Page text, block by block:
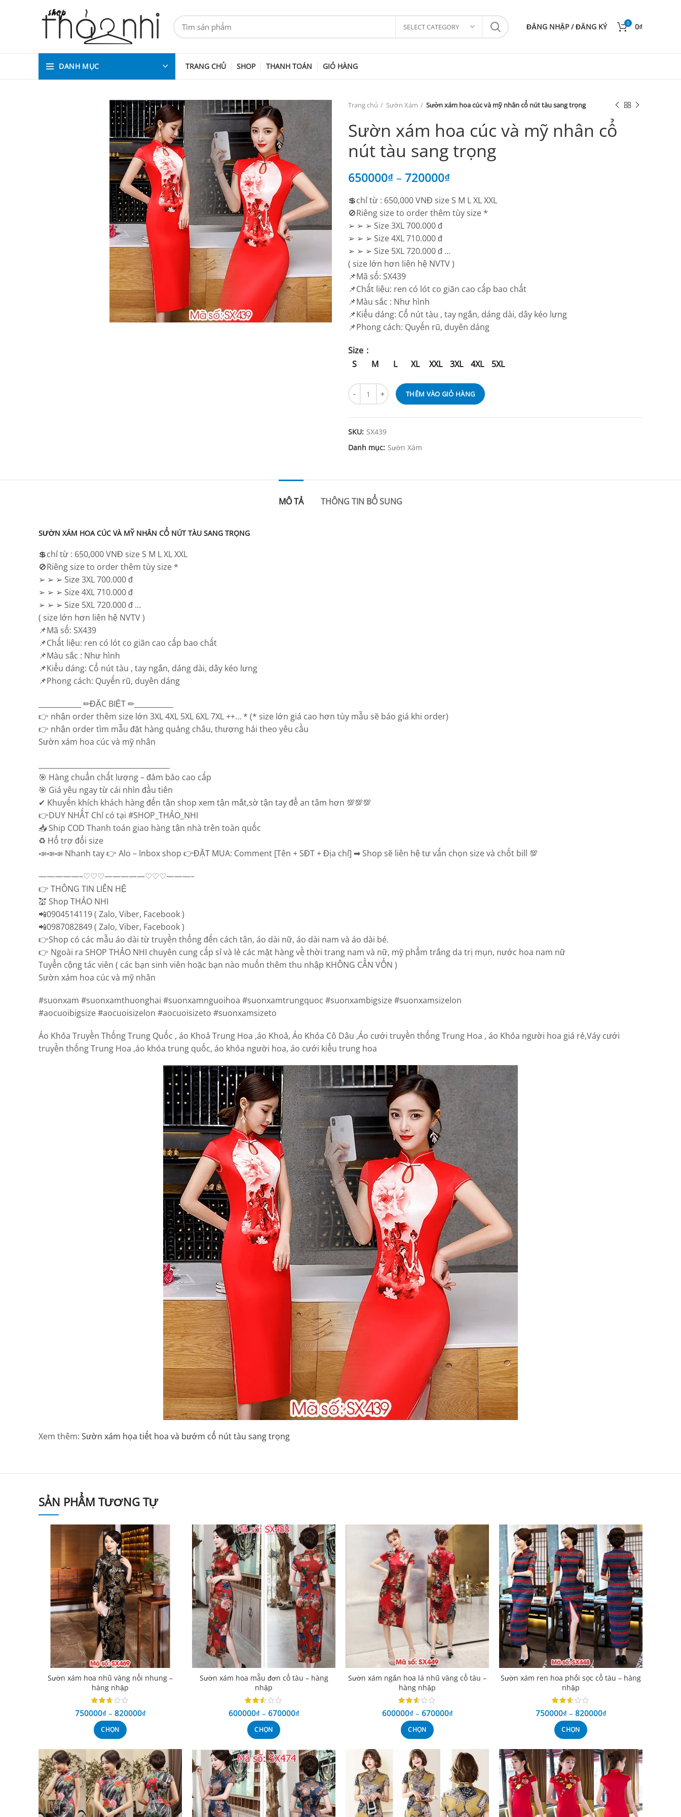
SELECT CATEGORY ĐĂNG NHẬP / ĐĂNG KÝ 0 0₫
DANH MỤC TRANG CHỦ SHOP THANH TOÁN GIỎ HÀNG
Trang chủ Sườn Xám Sườn xám hoa cúc và mỹ nhân cổ nút tàu sang trọng
Sườn xám hoa cúc và mỹ nhân cổ
nút tàu sang trọng
650000₫ – 720000₫
💲chỉ từ : 650,000 VNĐ size S M L XL XXL
🚫Riêng size to order thêm tùy size *
➢ ➢ ➢ Size 3XL 700.000 đ
➢ ➢ ➢ Size 4XL 710.000 đ
➢ ➢ ➢ Size 5XL 720.000 đ …
( size lớn hơn liên hệ NVTV )
📌Mã số: SX439
📌Chất liệu: ren có lót co giãn cao cấp bao chất
📌Màu sắc : Như hình
📌Kiểu dáng: Cổ nút tàu , tay ngắn, dáng dài, dây kéo lưng
📌Phong cách: Quyến rũ, duyên dáng
Size
S
M L XL XXL 3XL 4XL 5XL
THÊM VÀO GIỎ HÀNG
SKU: SX439
Danh mục: Sườn Xám
MÔ TẢ THÔNG TIN BỔ SUNG
SƯỜN XÁM HOA CÚC VÀ MỸ NHÂN CỔ NÚT TÀU SANG TRỌNG
💲chỉ từ : 650,000 VNĐ size S M L XL XXL
🚫Riêng size to order thêm tùy size *
➢ ➢ ➢ Size 3XL 700.000 đ
➢ ➢ ➢ Size 4XL 710.000 đ
➢ ➢ ➢ Size 5XL 720.000 đ …
( size lớn hơn liên hệ NVTV )
📌Mã số: SX439
📌Chất liệu: ren có lót co giãn cao cấp bao chất
📌Màu sắc : Như hình
📌Kiểu dáng: Cổ nút tàu , tay ngắn, dáng dài, dây kéo lưng
📌Phong cách: Quyến rũ, duyên dáng
____________ ✏ĐẶC BIỆT ✏___________
👉 nhận order thêm size lớn 3XL 4XL 5XL 6XL 7XL ++… * (* size lớn giá cao hơn tùy mẫu sẽ báo giá khi order)
👉 nhận order tìm mẫu đặt hàng quảng châu, thượng hải theo yêu cầu
Sườn xám hoa cúc và mỹ nhân
🎯 Hàng chuẩn chất lượng – đảm bảo cao cấp
🎯 Giá yêu ngay từ cái nhìn đầu tiên
✔ Khuyến khích khách hàng đến tận shop xem tận mắt,sờ tận tay để an tâm hơn 💯💯💯
👉DUY NHẤT Chỉ có tại #SHOP_THẢO_NHI
📥 Ship COD Thanh toán giao hàng tận nhà trên toàn quốc
♻️ Hổ trợ đổi size
📣📣📣 Nhanh tay 👉 Alo – Inbox shop 👉ĐẶT MUA: Comment [Tên + SĐT + Địa chỉ] ➡ Shop sẽ liên hệ tư vấn chọn size và chốt bill 💯
—————–♡♡♡—————♡♡♡———–
👉 THÔNG TIN LIÊN HỆ
💒 Shop THẢO NHI
📲0904514119 ( Zalo, Viber, Facebook )
📲0987082849 ( Zalo, Viber, Facebook )
👉Shop có các mẫu áo dài từ truyền thống đến cách tân, áo dài nữ, áo dài nam và áo dài bé.
👉 Ngoài ra SHOP THẢO NHI chuyên cung cấp sỉ và lẻ các mặt hàng về thời trang nam và nữ, mỹ phẩm trắng da trị mụn, nước hoa nam nữ
Tuyển cộng tác viên ( các bạn sinh viên hoặc bạn nào muốn thêm thu nhập KHÔNG CẦN VỐN )
Sườn xám hoa cúc và mỹ nhân
#suonxam #suonxamthuonghai #suonxamnguoihoa #suonxamtrungquoc #suonxambigsize #suonxamsizelon
#aocuoibigsize #aocuoisizelon #aocuoisizeto #suonxamsizeto
Áo Khỏa Truyền Thống Trung Quốc , áo Khoả Trung Hoa ,áo Khoả, Áo Khỏa Cô Dâu ,Áo cưới truyền thống Trung Hoa , áo Khỏa người hoa giá rẻ,Váy cưới
truyền thống Trung Hoa ,áo khỏa trung quốc, áo khỏa người hoa, áo cưới kiểu trung hoa
Xem thêm: Sườn xám họa tiết hoa và bướm cổ nút tàu sang trọng
SẢN PHẨM TƯƠNG TỰ
Sườn xám hoa nhũ vàng nổi nhung –
hàng nhập
750000₫ – 820000₫
CHỌN
Sườn xám hoa mẫu đơn cổ tàu – hàng
nhập
600000₫ – 670000₫
CHỌN
Sườn xám ngắn hoa lá nhũ vàng cổ tàu –
hàng nhập
600000₫ – 670000₫
CHỌN
Sườn xám ren hoa phối sọc cổ tàu – hàng
nhập
750000₫ – 820000₫
CHỌN